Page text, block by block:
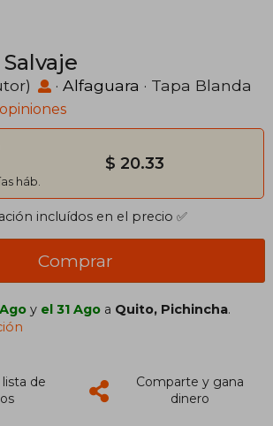
· Alfaguara · Tapa Blanda
háb.
$ 20.33
incluídos en el precio ✅
Comprar
y el 31 Ago a Quito, Pichincha.
de
Comparte y gana
dinero